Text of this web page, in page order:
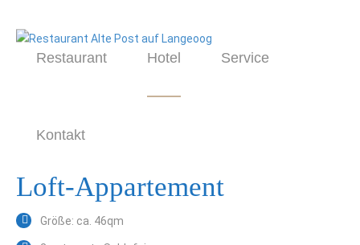
Restaurant Hotel Service
Kontakt
Loft-Appartement
Größe: ca. 46qm